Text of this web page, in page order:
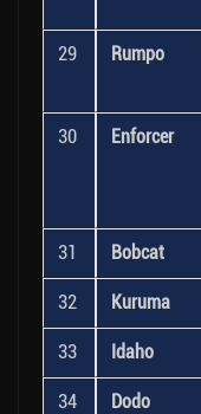
29 Rumpo
30 Enforcer
31 Bobcat
32 Kuruma
33 Idaho
34 Dodo